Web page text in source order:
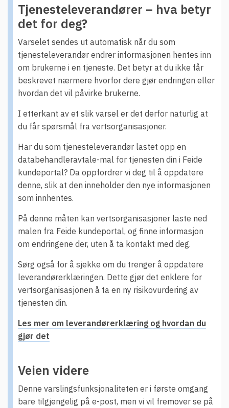
Tjenesteleverandører – hva betyr
det for deg?
Varselet sendes ut automatisk når du som
tjenesteleverandør endrer informasjonen hentes inn
om brukerne i en tjeneste. Det betyr at du ikke får
beskrevet nærmere hvorfor dere gjør endringen eller
hvordan det vil påvirke brukerne.
I etterkant av et slik varsel er det derfor naturlig at
du får spørsmål fra vertsorganisasjoner.
Har du som tjenesteleverandør lastet opp en
databehandleravtale-mal for tjenesten din i Feide
kundeportal? Da oppfordrer vi deg til å oppdatere
denne, slik at den inneholder den nye informasjonen
som innhentes.
På denne måten kan vertsorganisasjoner laste ned
malen fra Feide kundeportal, og finne informasjon
om endringene der, uten å ta kontakt med deg.
Sørg også for å sjekke om du trenger å oppdatere
leverandørerklæringen. Dette gjør det enklere for
vertsorganisasjonen å ta en ny risikovurdering av
tjenesten din.
Les mer om leverandørerklæring og hvordan du
gjør det
Veien videre
Denne varslingsfunksjonaliteten er i første omgang
bare tilgjengelig på e-post, men vi vil fremover se på